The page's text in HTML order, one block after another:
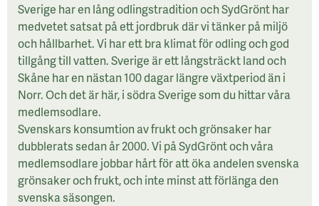
Sverige har en lång odlingstradition och SydGrönt har
medvetet satsat på ett jordbruk där vi tänker på miljö
och hållbarhet. Vi har ett bra klimat för odling och god
tillgång till vatten. Sverige är ett långsträckt land och
Skåne har en nästan 100 dagar längre växtperiod än i
Norr. Och det är här, i södra Sverige som du hittar våra
medlemsodlare.
Svenskars konsumtion av frukt och grönsaker har
dubblerats sedan år 2000. Vi på SydGrönt och våra
medlemsodlare jobbar hårt för att öka andelen svenska
grönsaker och frukt, och inte minst att förlänga den
svenska säsongen.